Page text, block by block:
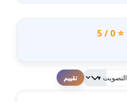
الفتاح
⭐ 0 / 5
لطفا قم بالتقييم